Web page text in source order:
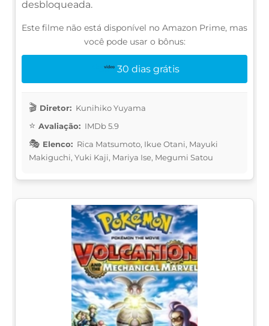
desbloqueada.
Este filme não está disponível no Amazon Prime, mas
você pode usar o bônus:
30 dias grátis
Diretor: Kunihiko Yuyama
Avaliação: IMDb 5.9
Elenco: Rica Matsumoto, Ikue Otani, Mayuki
Makiguchi, Yuki Kaji, Mariya Ise, Megumi Satou